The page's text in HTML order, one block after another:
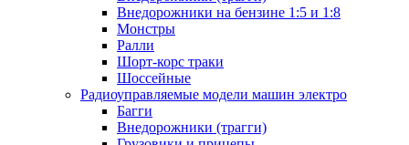
Внедорожники на бензине 1:5 и 1:8
Монстры
Ралли
Шорт-корс траки
Шоссейные
Радиоуправляемые модели машин электро
Багги
Внедорожники (трагги)